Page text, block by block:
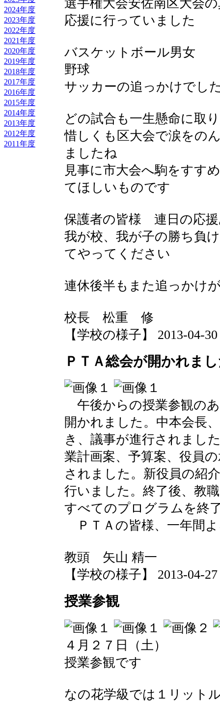
2024年度
2023年度
2022年度
2021年度
2020年度
2019年度
2018年度
2017年度
2016年度
2015年度
2014年度
2013年度
2012年度
2011年度
選手権大会安佐南区大会
応援に行っていました
バスケットボール男女
野球
サッカーの追っかけでし
どの試合も一生懸命に取
惜しくも区大会で涙をの
ましたね
見事に市大会へ駒をすす
てほしいものです
保護者の皆様 連日の応
我が校、我が子の勝ち負
てやってください
連休後半もまた追っかけ
校長 松重 修
【学校の様子】 2013-04-
ＰＴＡ総会が開かれま
午後からの授業参観の
開かれました。中本会長
き、議事が進行されまし
業計画案、予算案、役員
されました。新役員の紹
行いました。終了後、教
すべてのプログラムを終
ＰＴＡの皆様、一年間
教頭 矢山 精一
【学校の様子】 2013-04-
授業参観
４月２７日（土）
授業参観です
なの花学級では１リット